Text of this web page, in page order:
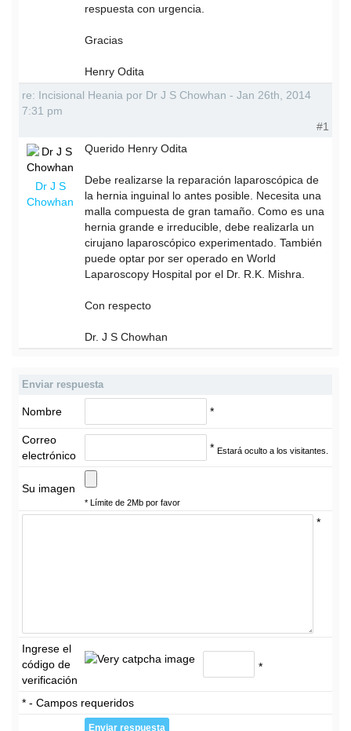
respuesta con urgencia.
Gracias
Henry Odita
re: Incisional Heania por Dr J S Chowhan - Jan 26th, 2014
7:31 pm
#1
Dr J S
Chowhan
Querido Henry Odita
Debe realizarse la reparación laparoscópica de
la hernia inguinal lo antes posible. Necesita una
malla compuesta de gran tamaño. Como es una
hernia grande e irreducible, debe realizarla un
cirujano laparoscópico experimentado. También
puede optar por ser operado en World
Laparoscopy Hospital por el Dr. R.K. Mishra.
Con respecto
Dr. J S Chowhan
Enviar respuesta
Nombre *
Correo
electrónico
* Estará oculto a los visitantes.
Su imagen
* Límite de 2Mb por favor
*
Ingrese el
código de
verificación
*
* - Campos requeridos